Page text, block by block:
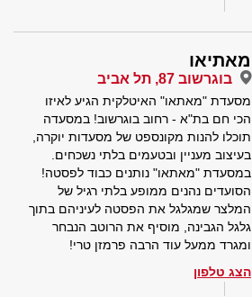
מאתיאו
בוגרשוב 87, תל אביב
מסעדת "מאתאו" האיטלקית הגיע לאיזו
הכי חם בת"א - רחוב בוגרשוב! במסעדה
תוכלו להנות מקונספט של מסעדות יוקרה,
בעיצוב מעניין ובטעמים בלתי נשכחים.
במסעדת "מאתאו" נותנים כבוד לפסטה!
הסועדים נהנים ממופע בלתי רגיל של
המלצר שמגלגל את הפסטה לעיניהם בתוך
גלגל הגבינה, מוסיף את הרוטב הנבחר
ומגרד ממעל עוד הרבה פרמזן טרי!
הצג טלפון